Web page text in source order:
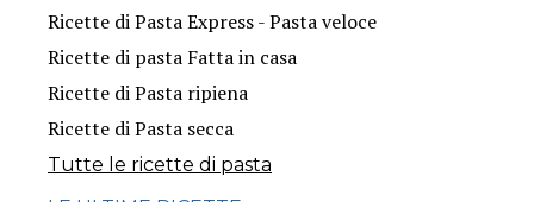
Ricette di Pasta Express - Pasta veloce
Ricette di pasta Fatta in casa
Ricette di Pasta ripiena
Ricette di Pasta secca
Tutte le ricette di pasta